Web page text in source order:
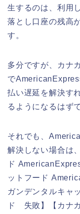
生するのは、利用
落とし口座の残高
す。
多分ですが、カナ
で
払い遅延を解決す
るようになるはず
それでも、
解決しない場合は
ド
ットフード
ガンデンタルキャ
ド 失敗】【カナ